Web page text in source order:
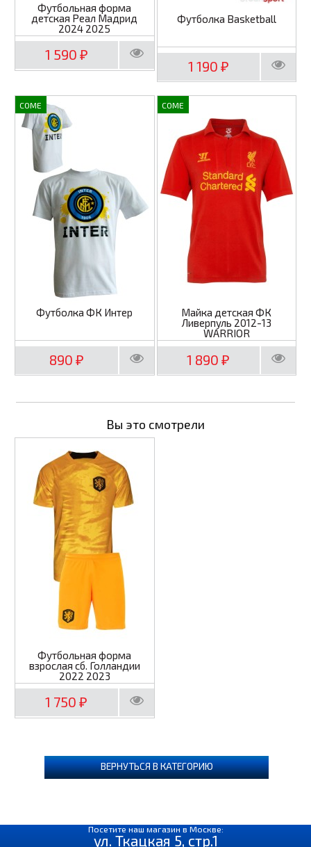
Футбольная форма
детская Реал Мадрид
2024 2025
1 590 ₽
Футболка Basketball
1 190 ₽
COME
Футболка ФК Интер
890 ₽
COME
Майка детская ФК
Ливерпуль 2012-13
WARRIOR
1 890₽
Вы это смотрели
Футбольная форма
взрослая сб. Голландии
2022 2023
1 750₽
ВЕРНУТЬСЯ В КАТЕГОРИЮ
Посетите наш магазин в Москве:
ул. Ткацкая 5, стр.1